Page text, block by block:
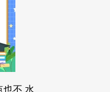
也不 水